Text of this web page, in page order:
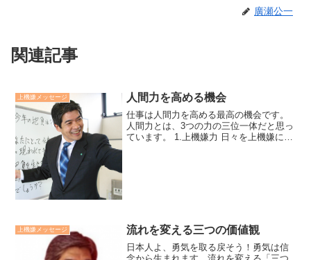
廣瀬公一
関連記事
上機嫌メッセージ 人間力を高める機会
仕事は人間力を高める最高の機会です。
人間力とは、3つの力の三位一体だと思っ
ています。 1.上機嫌力 日々を上機嫌に過
上機嫌メッセージ 流れを変える三つの価値観
日本人よ、勇気を取る戻そう！勇気は信